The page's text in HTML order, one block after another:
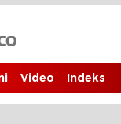
Video Indeks